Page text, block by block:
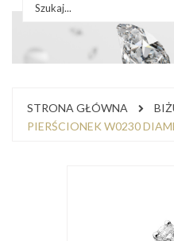
STRONA GŁÓWNA
PIERŚCIONEK W0230